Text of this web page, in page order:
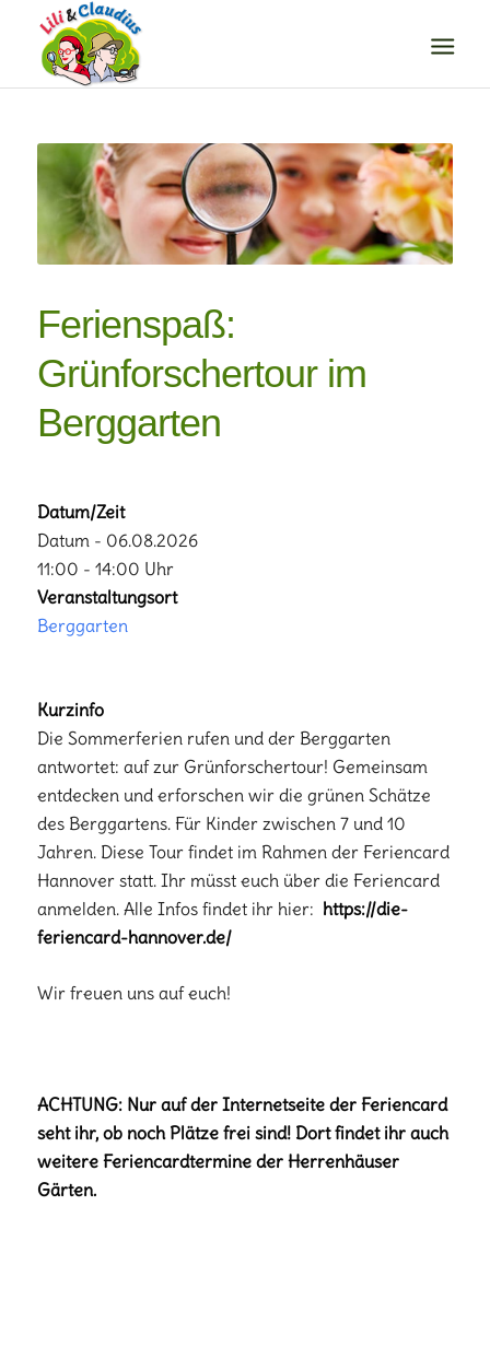
Ferienspaß:
Grünforschertour im
Berggarten
Datum/Zeit
Datum - 06.08.2026
11:00 - 14:00 Uhr
Veranstaltungsort
Berggarten
Kurzinfo
Die Sommerferien rufen und der Berggarten
antwortet: auf zur Grünforschertour! Gemeinsam
entdecken und erforschen wir die grünen Schätze
des Berggartens. Für Kinder zwischen 7 und 10
Jahren. Diese Tour findet im Rahmen der Feriencard
Hannover statt. Ihr müsst euch über die Feriencard
anmelden. Alle Infos findet ihr hier: https://die-
feriencard-hannover.de/
Wir freuen uns auf euch!
ACHTUNG: Nur auf der Internetseite der Feriencard
seht ihr, ob noch Plätze frei sind! Dort findet ihr auch
weitere Feriencardtermine der Herrenhäuser
Gärten.